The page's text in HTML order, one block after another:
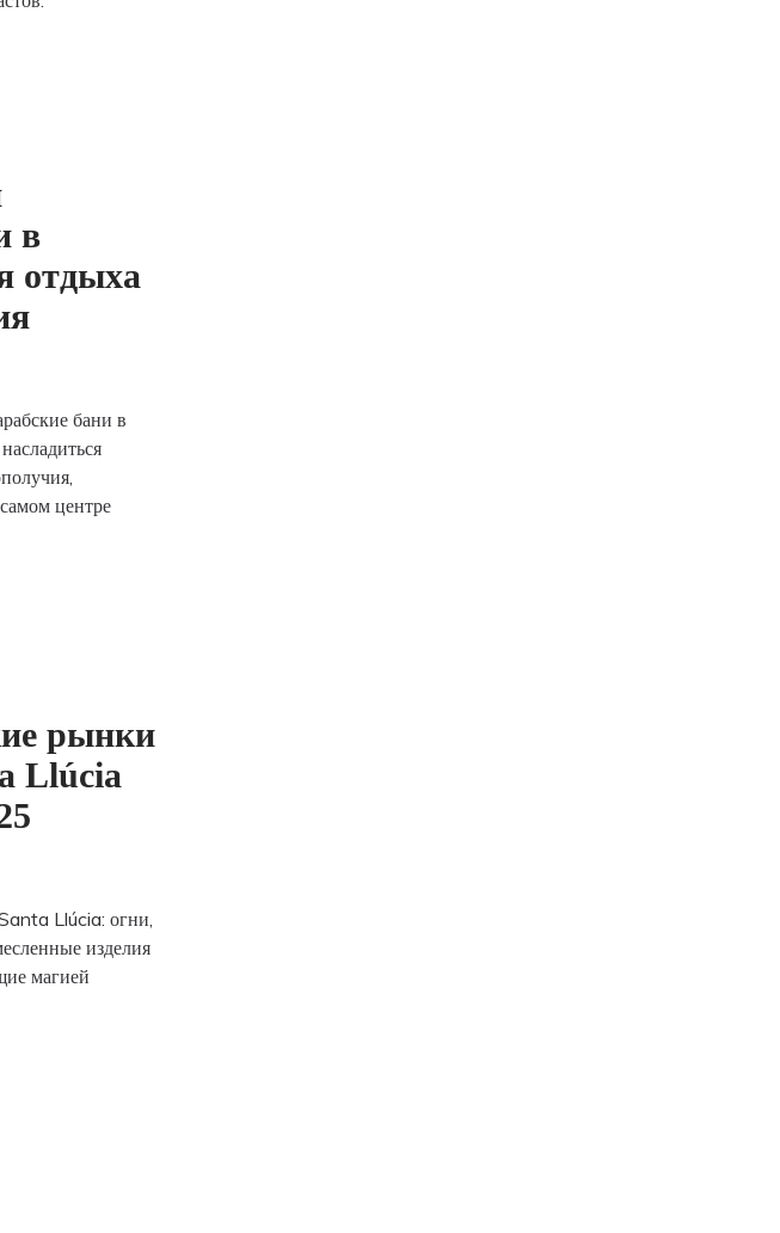
в
отдыха
бани в
центре
рынки
Llúcia
Llúcia: огни,
изделия
магией